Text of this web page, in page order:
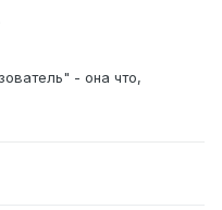
- она что,